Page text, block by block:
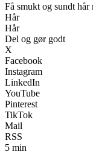
Få smukt og sundt
Hår
Hår
Del og gør godt
X
Facebook
Instagram
LinkedIn
YouTube
Pinterest
TikTok
Mail
RSS
5 min